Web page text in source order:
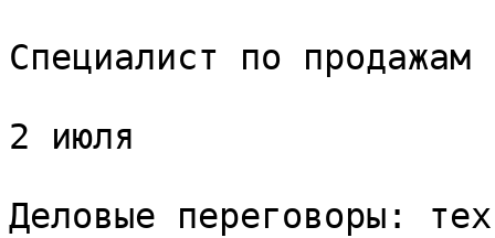
Специалист по
2 июля
Деловые переговоры: